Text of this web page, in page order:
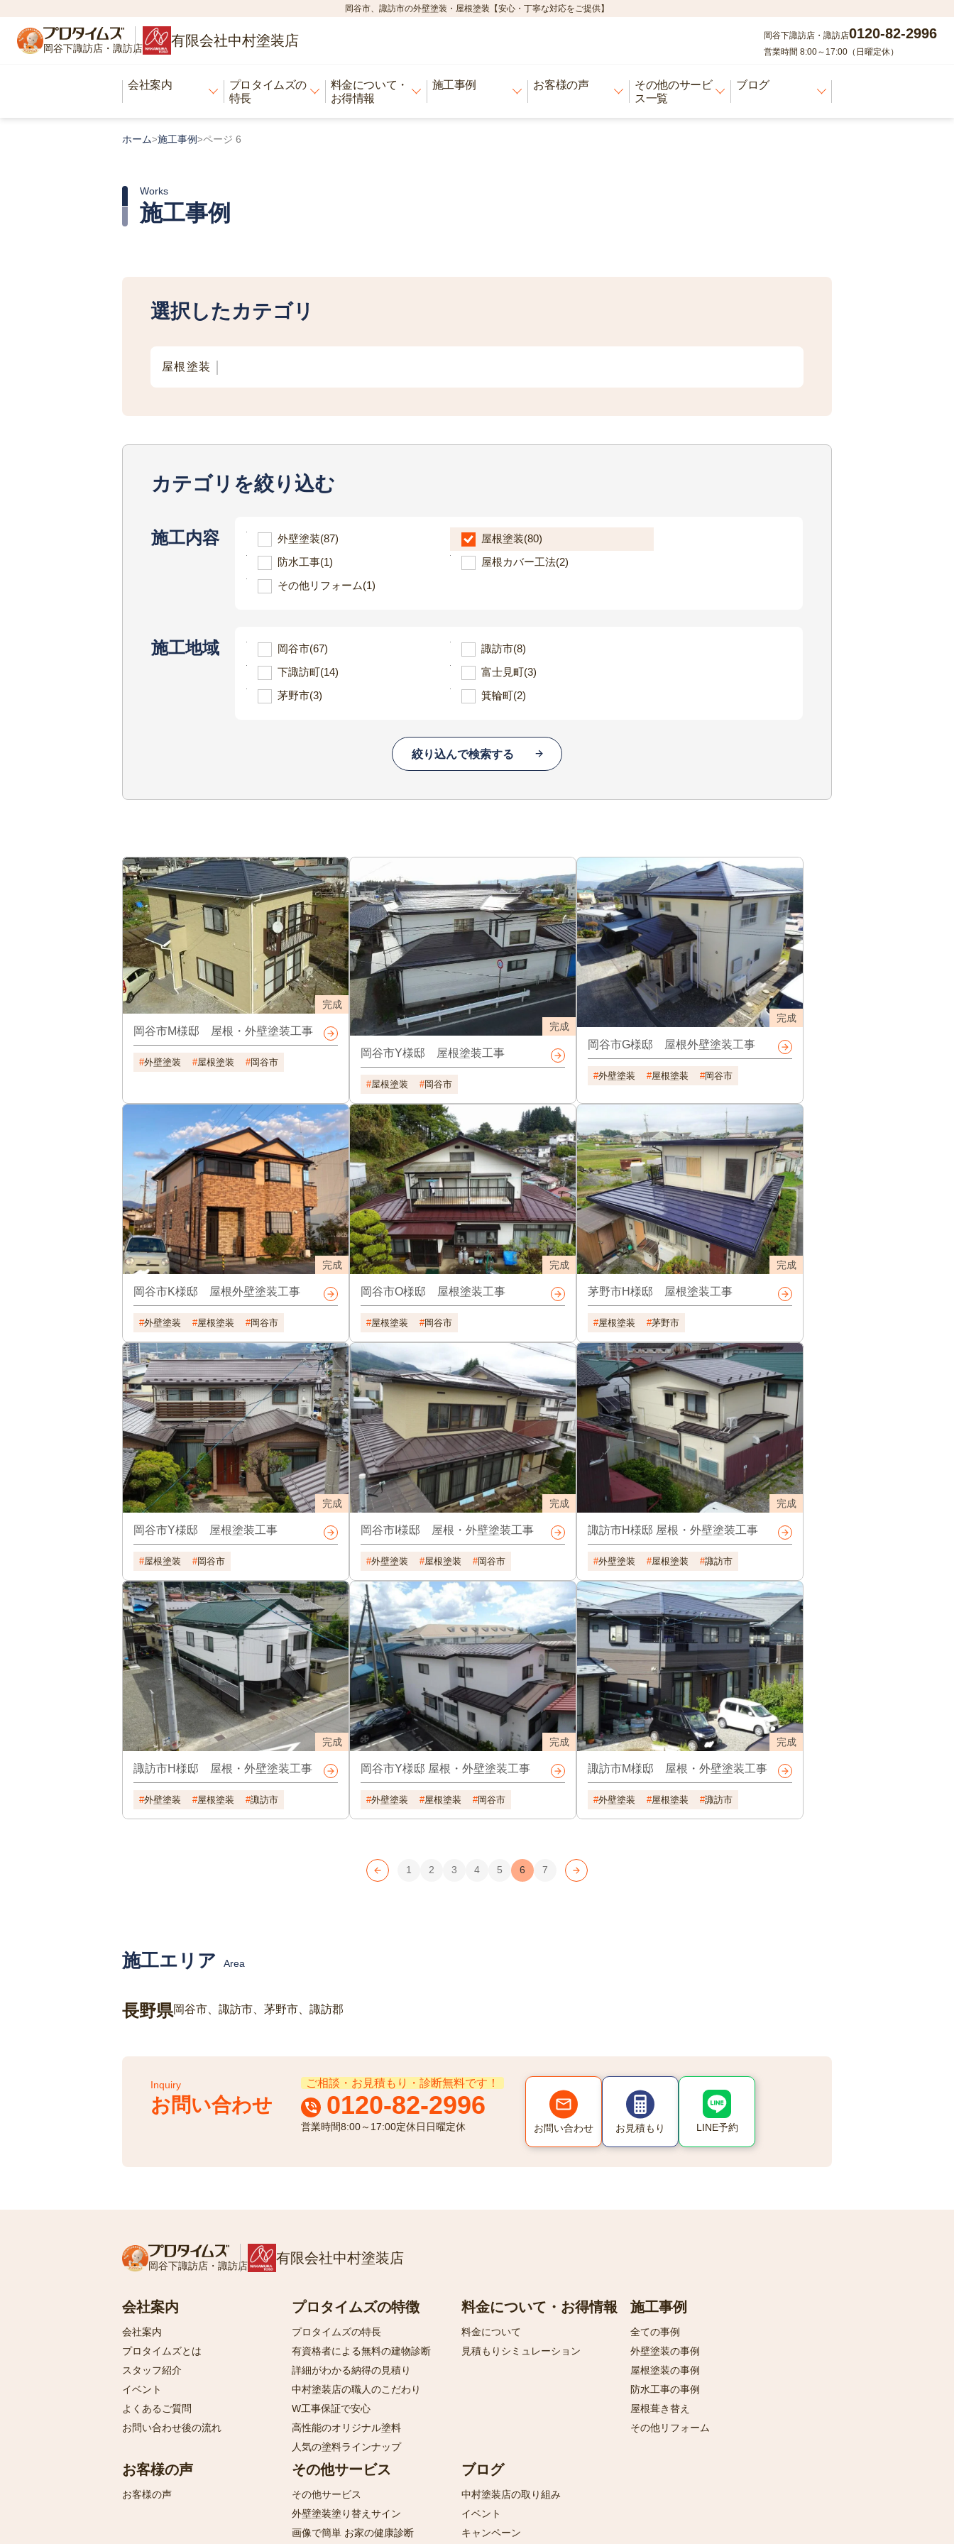
岡谷市、諏訪市の外壁塗装・屋根塗装【安心・丁寧な対応をご提供】
岡谷下諏訪店・諏訪店 有限会社中村塗装店 岡谷下諏訪店・諏訪店0120-82-2996
営業時間 8:00～17:00（日曜定休）
会社案内
プロタイムズの
特長
料金について・
お得情報
施工事例 お客様の声
その他のサービ
ス一覧
ブログ
ホーム>施工事例 >ページ 6
施工事例
Works
選択したカテゴリ
屋根塗装
カテゴリを絞り込む
施工内容 外壁塗装(87) 屋根塗装(80)
防水工事(1) 屋根カバー工法(2)
その他リフォーム(1)
施工地域 岡谷市(67) 諏訪市(8)
下諏訪町(14) 富士見町(3)
茅野市(3) 箕輪町(2)
絞り込んで検索する
完成
岡谷市M様邸 屋根・外壁塗装工事
外壁塗装 屋根塗装 岡谷市
完成
岡谷市Y様邸 屋根塗装工事
屋根塗装 岡谷市
完成
岡谷市G様邸 屋根外壁塗装工事
外壁塗装 屋根塗装 岡谷市
完成
岡谷市K様邸 屋根外壁塗装工事
外壁塗装 屋根塗装 岡谷市
完成
岡谷市O様邸 屋根塗装工事
屋根塗装 岡谷市
完成
茅野市H様邸 屋根塗装工事
屋根塗装 茅野市
完成
岡谷市Y様邸 屋根塗装工事
屋根塗装 岡谷市
完成
岡谷市I様邸 屋根・外壁塗装工事
外壁塗装 屋根塗装 岡谷市
完成
諏訪市H様邸 屋根・外壁塗装工事
外壁塗装 屋根塗装 諏訪市
完成
諏訪市H様邸 屋根・外壁塗装工事
外壁塗装 屋根塗装 諏訪市
完成
岡谷市Y様邸 屋根・外壁塗装工事
外壁塗装 屋根塗装 岡谷市
完成
諏訪市M様邸 屋根・外壁塗装工事
外壁塗装 屋根塗装 諏訪市
1 2 3 4 5 6 7
施工エリア Area
長野県岡谷市、諏訪市、茅野市、諏訪郡
お問い合わせ
Inquiry ご相談・お見積もり・診断無料です！
0120-82-2996
営業時間8:00～17:00定休日 日曜定休 お問い合わせ お見積もり LINE予約
岡谷下諏訪店・諏訪店 有限会社中村塗装店
会社案内
会社案内
プロタイムズとは
スタッフ紹介
イベント
よくあるご質問
お問い合わせ後の流れ
プロタイムズの特徴
プロタイムズの特長
有資格者による無料の建物診断
詳細がわかる納得の見積り
中村塗装店の職人のこだわり
W工事保証で安心
高性能のオリジナル塗料
人気の塗料ラインナップ
料金について・お得情報
料金について
見積もりシミュレーション
施工事例
全ての事例
外壁塗装の事例
屋根塗装の事例
防水工事の事例
屋根葺き替え
その他リフォーム
お客様の声
お客様の声
その他サービス
その他サービス
外壁塗装塗り替えサイン
画像で簡単 お家の健康診断
ブログ
中村塗装店の取り組み
イベント
キャンペーン